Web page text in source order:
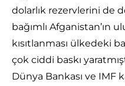
dolarlık rezervlerini de
bağımlı Afganistan’ın
kısıtlanması ülkedeki
çok ciddi baskı
Dünya Bankası ve IMF